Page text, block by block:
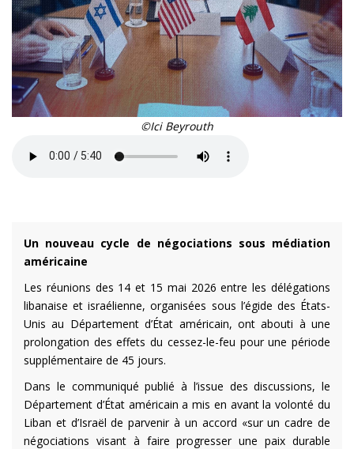
©Ici Beyrouth
Un nouveau cycle de négociations sous médiation
américaine
Les réunions des 14 et 15 mai 2026 entre les délégations
libanaise et israélienne, organisées sous l’égide des États-
Unis au Département d’État américain, ont abouti à une
prolongation des effets du cessez-le-feu pour une période
supplémentaire de 45 jours.
Dans le communiqué publié à l’issue des discussions, le
Département d’État américain a mis en avant la volonté du
Liban et d’Israël de parvenir à un accord «sur un cadre de
négociations visant à faire progresser une paix durable